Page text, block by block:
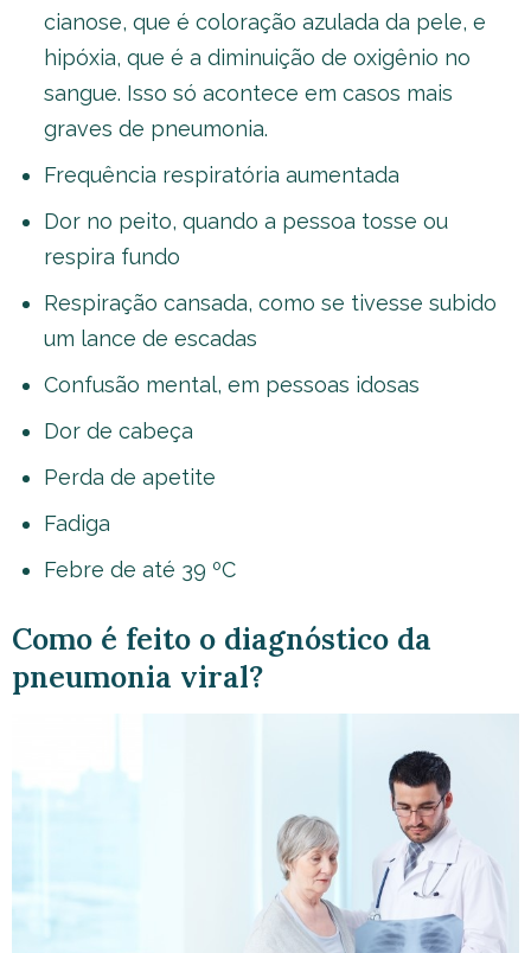
cianose, que é coloração azulada da pele, e
hipóxia, que é a diminuição de oxigênio no
sangue. Isso só acontece em casos mais
graves de pneumonia.
Frequência respiratória aumentada
Dor no peito, quando a pessoa tosse ou
respira fundo
Respiração cansada, como se tivesse subido
um lance de escadas
Confusão mental, em pessoas idosas
Dor de cabeça
Perda de apetite
Fadiga
Febre de até 39 ºC
Como é feito o diagnóstico da
pneumonia viral?